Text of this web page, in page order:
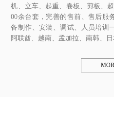
机、立车、起重、卷板、剪板、
00余台套，完善的售前、售后服
备制作、安装、调试、人员培训
阿联酋、越南、孟加拉、南韩、日